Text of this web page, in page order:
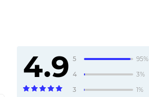
4.9 5
95%
4
3%
3
1%